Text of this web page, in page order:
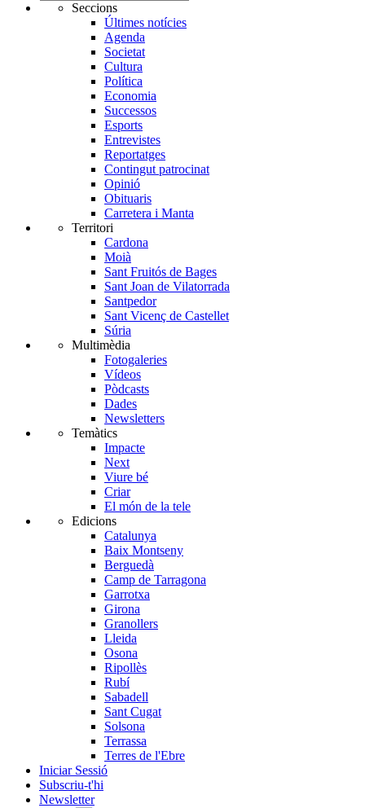
Seccions
Últimes notícies
Agenda
Societat
Cultura
Política
Economia
Successos
Esports
Entrevistes
Reportatges
Contingut patrocinat
Opinió
Obituaris
Carretera i Manta
Territori
Cardona
Moià
Sant Fruitós de Bages
Sant Joan de Vilatorrada
Santpedor
Sant Vicenç de Castellet
Súria
Multimèdia
Fotogaleries
Vídeos
Pòdcasts
Dades
Newsletters
Temàtics
Impacte
Next
Viure bé
Criar
El món de la tele
Edicions
Catalunya
Baix Montseny
Berguedà
Camp de Tarragona
Garrotxa
Girona
Granollers
Lleida
Osona
Ripollès
Rubí
Sabadell
Sant Cugat
Solsona
Terrassa
Terres de l'Ebre
Iniciar Sessió
Subscriu-t'hi
Newsletter